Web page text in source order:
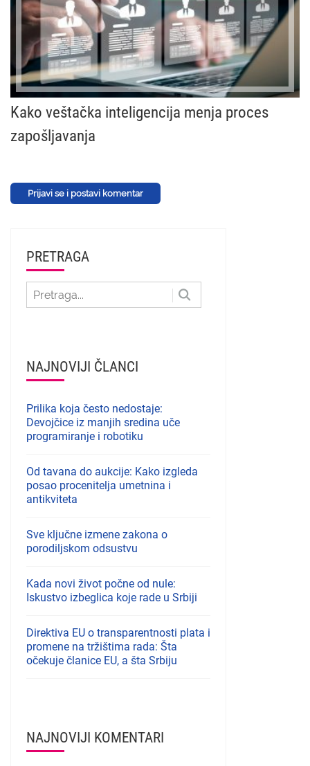
Kako veštačka inteligencija menja proces
zapošljavanja
Prijavi se i postavi komentar
PRETRAGA
NAJNOVIJI ČLANCI
Prilika koja često nedostaje:
Devojčice iz manjih sredina uče
programiranje i robotiku
Od tavana do aukcije: Kako izgleda
posao procenitelja umetnina i
antikviteta
Sve ključne izmene zakona o
porodiljskom odsustvu
Kada novi život počne od nule:
Iskustvo izbeglica koje rade u Srbiji
Direktiva EU o transparentnosti plata i
promene na tržištima rada: Šta
očekuje članice EU, a šta Srbiju
NAJNOVIJI KOMENTARI